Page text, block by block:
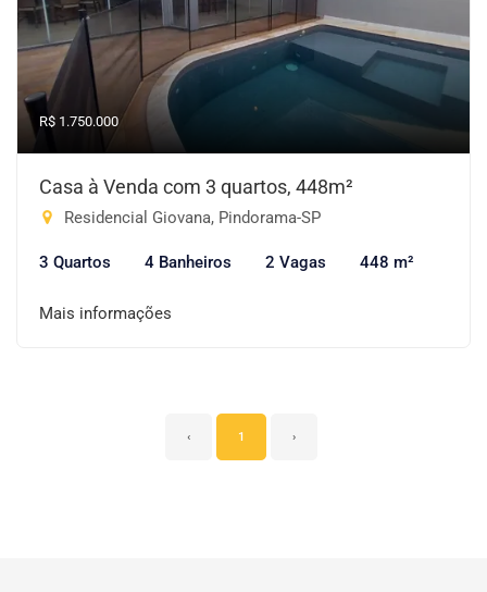
R$ 1.750.000
Casa à Venda com 3 quartos, 448m²
Residencial Giovana, Pindorama-SP
3 Quartos 4 Banheiros 2 Vagas 448 m²
Mais informações
‹ 1 ›